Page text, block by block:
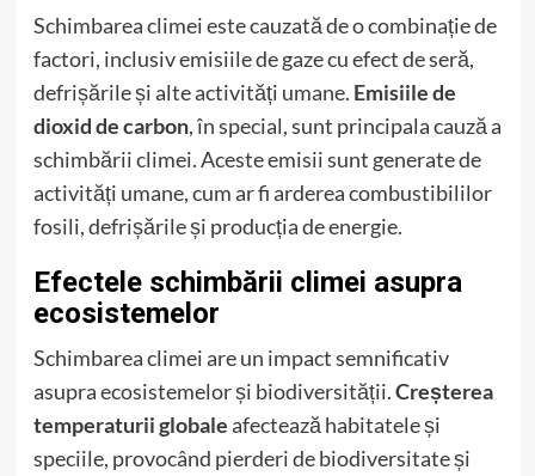
Schimbarea climei este cauzată de o combinație de
factori, inclusiv emisiile de gaze cu efect de seră,
defrișările și alte activități umane. Emisiile de
dioxid de carbon, în special, sunt principala cauză a
schimbării climei. Aceste emisii sunt generate de
activități umane, cum ar fi arderea combustibililor
fosili, defrișările și producția de energie.
Efectele schimbării climei asupra
ecosistemelor
Schimbarea climei are un impact semnificativ
asupra ecosistemelor și biodiversității.Creșterea
temperaturii globaleafectează habitatele și
speciile, provocând pierderi de biodiversitate și